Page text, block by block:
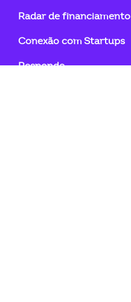
in
Radar de financiamento
Conexão com Startups
Responde